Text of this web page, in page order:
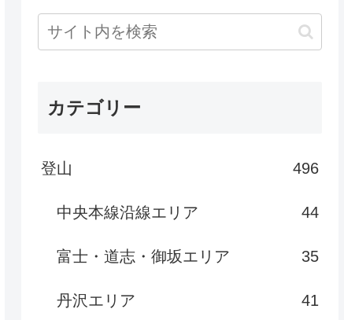
カテゴリー
登山 496
中央本線沿線エリア 44
富士・道志・御坂エリア 35
丹沢エリア 41